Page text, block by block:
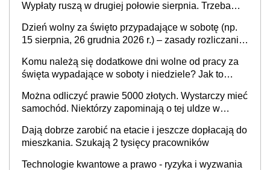
Wypłaty ruszą w drugiej połowie sierpnia. Trzeba
Dzień wolny za święto przypadające w sobotę (np.
15 sierpnia, 26 grudnia 2026 r.) – zasady rozliczania
i administracja publiczna), najczęstsze pytania
Komu należą się dodatkowe dni wolne od pracy za
święta wypadające w soboty i niedziele? Jak to
Można odliczyć prawie 5000 złotych. Wystarczy mieć
samochód. Niektórzy zapominają o tej uldze w
Dają dobrze zarobić na etacie i jeszcze dopłacają do
mieszkania. Szukają 2 tysięcy pracowników
Technologie kwantowe a prawo - ryzyka i wyzwania